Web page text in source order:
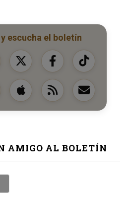
escucha el boletín
AMIGO AL BOLETÍN